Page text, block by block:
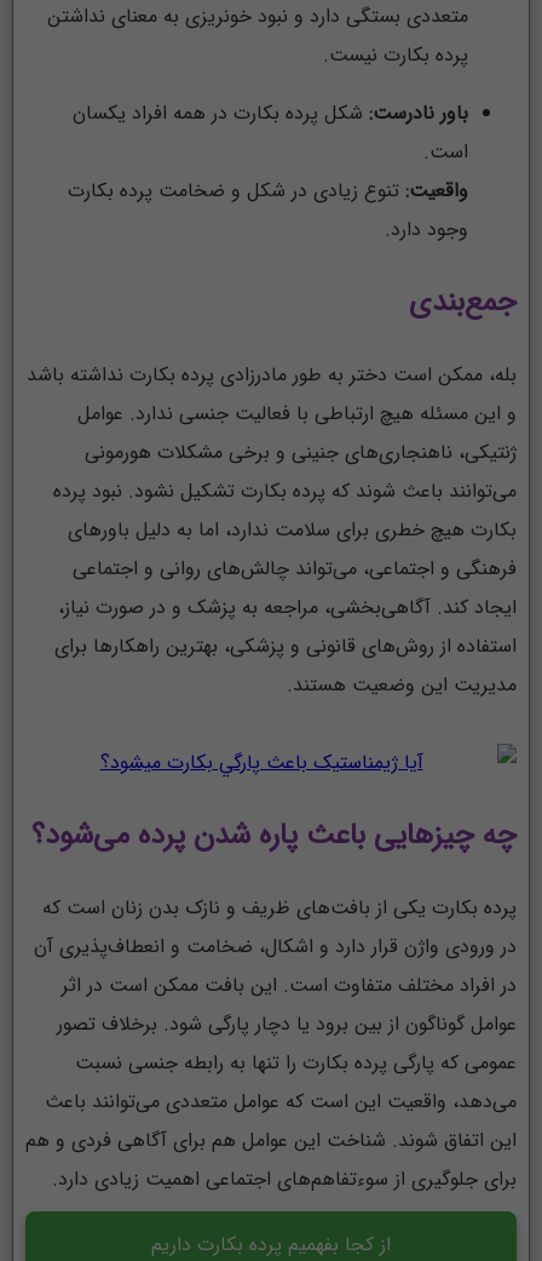
متعددی بستگی دارد و نبود خونریزی به معنای نداشتن
پرده بکارت نیست.
باور نادرست: شکل پرده بکارت در همه افراد یکسان
است.
واقعیت: تنوع زیادی در شکل و ضخامت پرده بکارت
وجود دارد.
جمع‌بندی
بله، ممکن است دختر به طور مادرزادی پرده بکارت نداشته باشد
و این مسئله هیچ ارتباطی با فعالیت جنسی ندارد. عوامل
ژنتیکی، ناهنجاری‌های جنینی و برخی مشکلات هورمونی
می‌توانند باعث شوند که پرده بکارت تشکیل نشود. نبود پرده
بکارت هیچ خطری برای سلامت ندارد، اما به دلیل باورهای
فرهنگی و اجتماعی، می‌تواند چالش‌های روانی و اجتماعی
ایجاد کند. آگاهی‌بخشی، مراجعه به پزشک و در صورت نیاز،
استفاده از روش‌های قانونی و پزشکی، بهترین راهکارها برای
مدیریت این وضعیت هستند.
چه چیزهایی باعث پاره شدن پرده می‌شود؟
پرده بکارت یکی از بافت‌های ظریف و نازک بدن زنان است که
در ورودی واژن قرار دارد و اشکال، ضخامت و انعطاف‌پذیری آن
در افراد مختلف متفاوت است. این بافت ممکن است در اثر
عوامل گوناگون از بین برود یا دچار پارگی شود. برخلاف تصور
عمومی که پارگی پرده بکارت را تنها به رابطه جنسی نسبت
می‌دهد، واقعیت این است که عوامل متعددی می‌توانند باعث
این اتفاق شوند. شناخت این عوامل هم برای آگاهی فردی و هم
برای جلوگیری از سوءتفاهم‌های اجتماعی اهمیت زیادی دارد.
از کجا بفهمیم پرده بکارت داریم